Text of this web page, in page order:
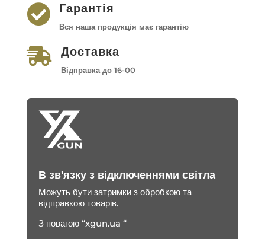
 Гарантія
Вся наша продукція має гарантію
 Доставка
Відправка до 16-00
В зв'язку з відключеннями світла
Можуть бути затримки з обробкою та
відправкою товарів.
З повагою “xgun.ua “